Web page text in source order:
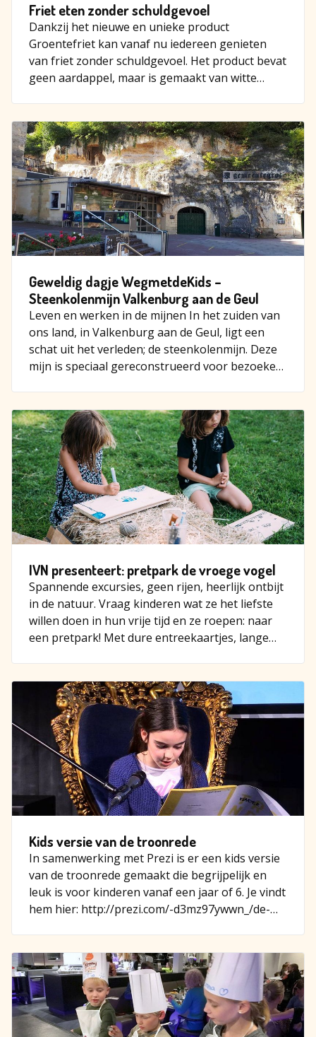
Friet eten zonder schuldgevoel
Dankzij het nieuwe en unieke product
Groentefriet kan vanaf nu iedereen genieten
van friet zonder schuldgevoel. Het product bevat
geen aardappel, maar is gemaakt van witte
Geweldig dagje WegmetdeKids –
Steenkolenmijn Valkenburg aan de Geul
Leven en werken in de mijnen In het zuiden van
ons land, in Valkenburg aan de Geul, ligt een
schat uit het verleden; de steenkolenmijn. Deze
mijn is speciaal gereconstrueerd voor bezoekers
IVN presenteert: pretpark de vroege vogel
Spannende excursies, geen rijen, heerlijk ontbijt
in de natuur. Vraag kinderen wat ze het liefste
willen doen in hun vrije tijd en ze roepen: naar
een pretpark! Met dure entreekaartjes, lange
Kids versie van de troonrede
In samenwerking met Prezi is er een kids versie
van de troonrede gemaakt die begrijpelijk en
leuk is voor kinderen vanaf een jaar of 6. Je vindt
hem hier: http://prezi.com/-d3mz97ywwn_/de-